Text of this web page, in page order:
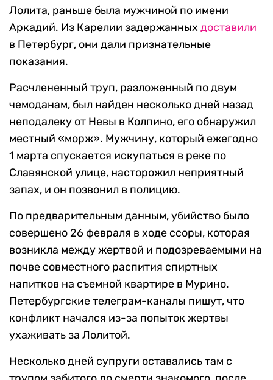
Лолита, раньше была мужчиной по имени
Аркадий. Из Карелии задержанных доставили
в Петербург, они дали признательные
показания.
Расчлененный труп, разложенный по двум
чемоданам, был найден несколько дней назад
неподалеку от Невы в Колпино, его обнаружил
местный «морж». Мужчину, который ежегодно
1 марта спускается искупаться в реке по
Славянской улице, насторожил неприятный
запах, и он позвонил в полицию.
По предварительным данным, убийство было
совершено 26 февраля в ходе ссоры, которая
возникла между жертвой и подозреваемыми на
почве совместного распития спиртных
напитков на съемной квартире в Мурино.
Петербургские телеграм-каналы пишут, что
конфликт начался из-за попыток жертвы
ухаживать за Лолитой.
Несколько дней супруги оставались там с